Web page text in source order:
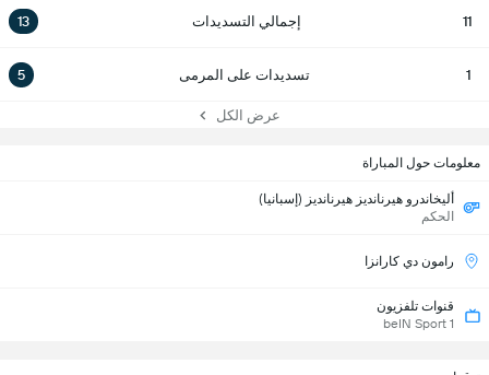
11 إجمالي التسديدات 13
1 تسديدات على المرمى 5
عرض الكل
معلومات حول المباراة
أليخاندرو هيرنانديز هيرنانديز (إسبانيا)
الحكم
رامون دي كارانزا
قنوات تلفزيون
beIN Sport 1